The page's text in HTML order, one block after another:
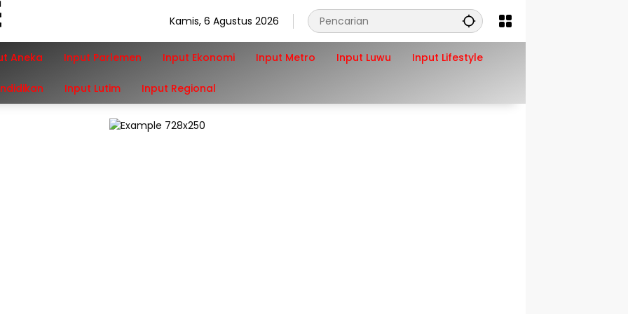
Kamis, 6 Agustus 2026
Aneka Input Parlemen Input Ekonomi Input Metro Input Luwu Input Lifestyle
Input Lutim Input Regional